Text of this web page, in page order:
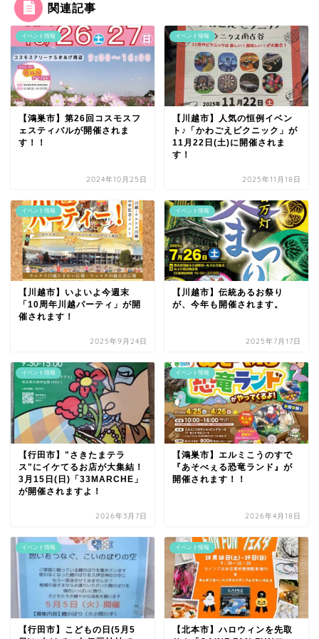
関連記事
イベント情報
【鴻巣市】第26回コスモスフ
ェスティバルが開催されま
す！！
2024年10月25日
イベント情報
【川越市】人気の恒例イベン
ト♪「かわごえピクニック」が
11月22日(土)に開催されま
す！
2025年11月18日
イベント情報
【川越市】いよいよ今週末
「10周年川越パーティ」が開
催されます！
2025年9月24日
イベント情報
【川越市】伝統あるお祭り
が、今年も開催されます。
2025年7月17日
イベント情報
【行田市】"さきたまテラ
ス"にイケてるお店が大集結！
3月15日(日)「33MARCHE」
が開催されますよ！
2026年3月7日
イベント情報
【鴻巣市】エルミこうのすで
『あそべぇる恐竜ランド』が
開催されます！！
2026年4月18日
イベント情報
【行田市】こどもの日(5月5
イベント情報
【北本市】ハロウィンを先取